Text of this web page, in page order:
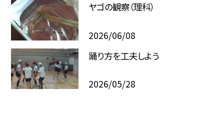
ヤゴの観察（理科）
2026/06/08
踊り方を工夫しよう
2026/05/28